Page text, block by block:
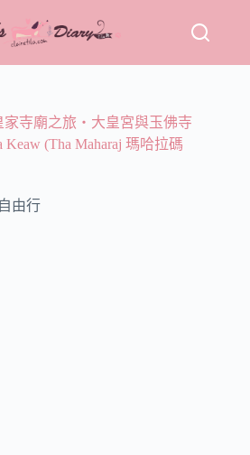
家寺廟之旅‧大皇宮與玉佛寺
Keaw (Tha Maharaj 瑪哈拉碼
由行